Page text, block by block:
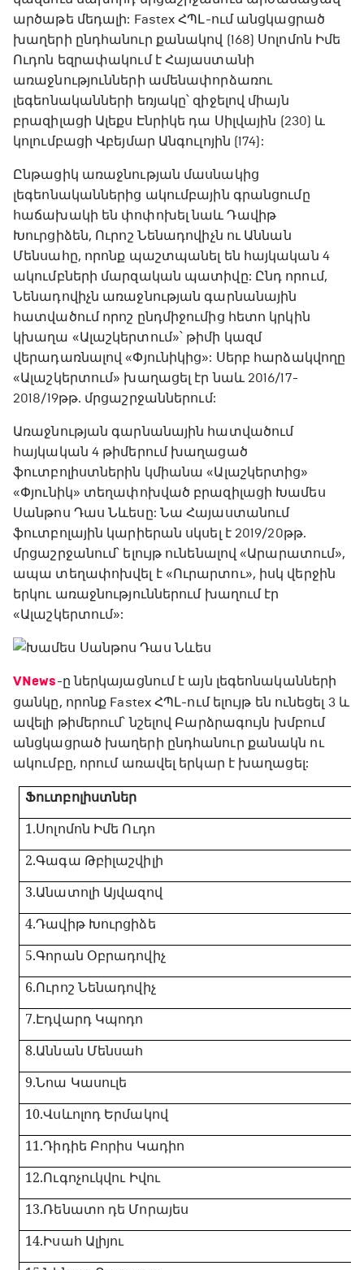
արծաթե մեդալի: Fastex ՀՊԼ-ում անցկացրած
խաղերի ընդհանուր քանակով (168) Սոլոմոն Իմե
Ուդոն եզրափակում է Հայաստանի
առաջնությունների ամենափորձառու
լեգեոնականների եռյակը՝ զիջելով միայն
բրազիլացի Ալեքս Էնրիկե դա Սիլվային (230) և
կոլումբացի Վբեյմար Անգուլոյին (174):
Ընթացիկ առաջնության մասնակից
լեգեոնականներից ակումբային գրանցումը
հաճախակի են փոփոխել նաև Դավիթ
Խուրցիձեն, Ուրոշ Նենադովիչն ու Աննան
Մենսահը, որոնք պաշտպանել են հայկական 4
ակումբների մարզական պատիվը: Ընդ որում,
Նենադովիչն առաջնության գարնանային
հատվածում որոշ ընդմիջումից հետո կրկին
կխաղա «Ալաշկերտում»՝ թիմի կազմ
վերադառնալով «Փյունիկից»: Սերբ հարձակվողը
«Ալաշկերտում» խաղացել էր նաև 2016/17-
2018/19թթ. մրցաշրջաններում:
Առաջնության գարնանային հատվածում
հայկական 4 թիմերում խաղացած
ֆուտբոլիստներին կմիանա «Ալաշկերտից»
«Փյունիկ» տեղափոխված բրազիլացի Խամես
Սանթոս Դաս Նևեսը: Նա Հայաստանում
ֆուտբոլային կարիերան սկսել է 2019/20թթ.
մրցաշրջանում՝ ելույթ ունենալով «Արարատում»,
ապա տեղափոխվել է «Ուրարտու», իսկ վերջին
երկու առաջնություններում խաղում էր
«Ալաշկերտում»:
VNews-ը ներկայացնում է այն լեգեոնականների
ցանկը, որոնք Fastex ՀՊԼ-ում ելույթ են ունեցել 3 և
ավելի թիմերում՝ նշելով Բարձրագույն խմբում
անցկացրած խաղերի ընդհանուր քանակն ու
ակումբը, որում առավել երկար է խաղացել:
Ֆուտբոլիստներ
1.Սոլոմոն Իմե Ուդո
2.Գագա Թբիլաշվիլի
3.Անատոլի Այվազով
4.Դավիթ Խուրցիձե
5.Գորան Օբրադովիչ
6.Ուրոշ Նենադովիչ
7.Էդվարդ
8.Աննան Մենսահ
9.Նոա Կասուլե
10.Վսևոլոդ Երմակով
11.Դիդիե Բորիս Կադիո
12.Ուգոչուկվու Իվու
13.Ռենատո դե Մորայես
14.Իսահ Ալիյու